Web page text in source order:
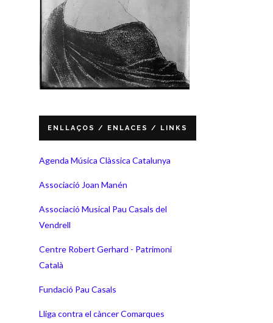
ENLLAÇOS / ENLACES / LINKS
Agenda Música Clàssica Catalunya
Associació Joan Manén
Associació Musical Pau Casals del
Vendrell
Centre Robert Gerhard - Patrimoni
Català
Fundació Pau Casals
Lliga contra el càncer Comarques